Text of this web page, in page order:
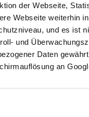
der Webseite,
Webseite weiterhin
und es ist
und
Daten
an